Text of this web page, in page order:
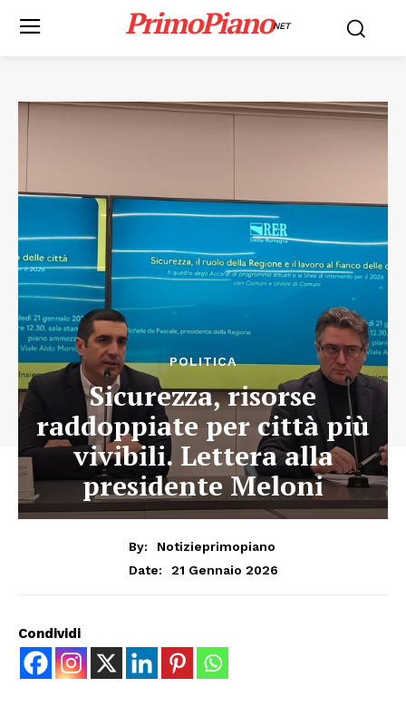
PrimoPianoNET
POLITICA
Sicurezza, risorse
raddoppiate per città più
vivibili. Lettera alla
presidente Meloni
By:
Notizieprimopiano
Date:
21 Gennaio 2026
Condividi